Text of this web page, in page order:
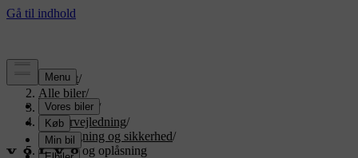
Support/
Alle biler/
EX90 2027 /
Brugervejledning/
Indstigning og sikkerhed/
Låsning og oplåsning